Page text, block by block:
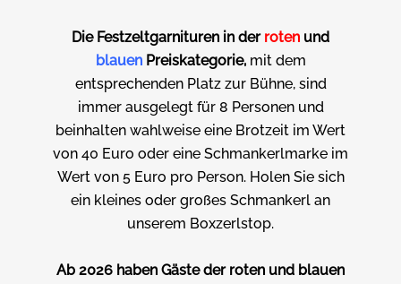
Die Festzeltgarnituren in der roten und
blauenPreiskategorie, mit dem
entsprechenden Platz zur Bühne, sind
immer ausgelegt für 8 Personen und
beinhalten wahlweise eine Brotzeit im Wert
von 40 Euro oder eine Schmankerlmarke im
Wert von 5 Euro pro Person. Holen Sie sich
ein kleines oder großes Schmankerl an
unserem Boxzerlstop.
Ab 2026 haben Gäste der roten und blauen